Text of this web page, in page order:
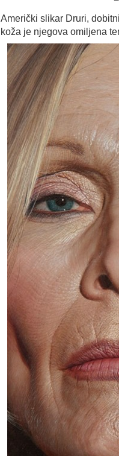
Američki slikar Druri,
koža je njegova omiljena